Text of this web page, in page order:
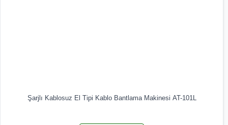
Şarjlı Kablosuz El Tipi Kablo Bantlama Makinesi AT-101L